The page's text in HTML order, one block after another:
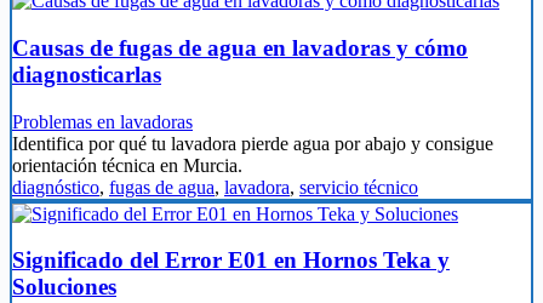
Causas de fugas de agua en lavadoras y cómo
diagnosticarlas
Problemas en lavadoras
Identifica por qué tu lavadora pierde agua por abajo y consigue
orientación técnica en Murcia.
diagnóstico, fugas de agua, lavadora, servicio técnico
Significado del Error E01 en Hornos Teka y
Soluciones